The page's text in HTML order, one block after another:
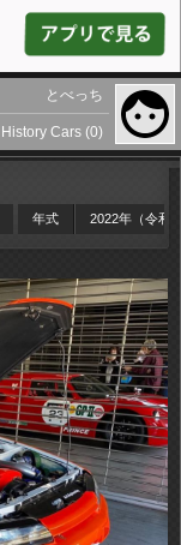
とべっち
History Cars (0)
年式 2022年（令和